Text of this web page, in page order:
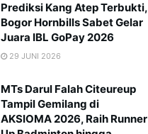
Prediksi Kang Atep Terbukti,
Bogor Hornbills Sabet Gelar
Juara IBL GoPay 2026
29 JUNI 2026
MTs Darul Falah Citeureup
Tampil Gemilang di
AKSIOMA 2026, Raih Runner